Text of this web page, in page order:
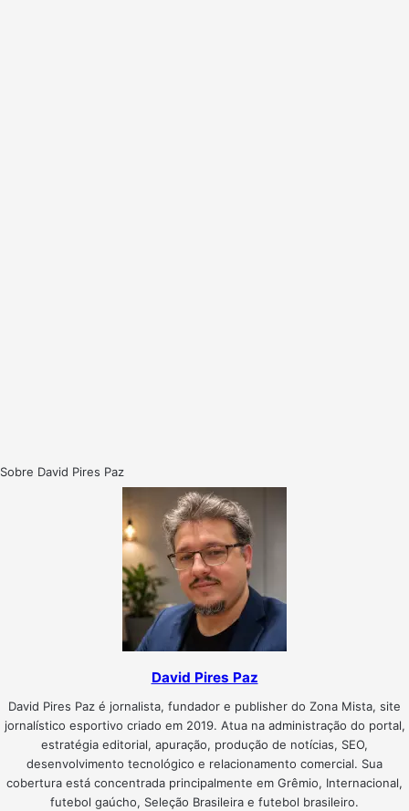
Sobre David Pires Paz
David Pires Paz
David Pires Paz é jornalista, fundador e publisher do Zona Mista, site
jornalístico esportivo criado em 2019. Atua na administração do portal,
estratégia editorial, apuração, produção de notícias, SEO,
desenvolvimento tecnológico e relacionamento comercial. Sua
cobertura está concentrada principalmente em Grêmio, Internacional,
futebol gaúcho, Seleção Brasileira e futebol brasileiro.